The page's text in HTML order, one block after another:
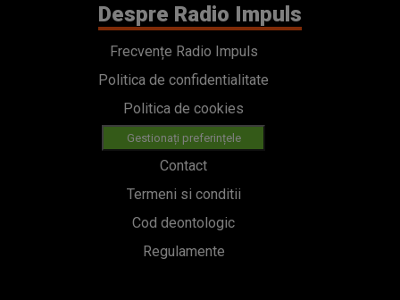
Despre Radio Impuls
Frecvențe Radio Impuls
Politica de confidentialitate
Politica de cookies
Gestionați preferințele
Contact
Termeni si conditii
Cod deontologic
Regulamente